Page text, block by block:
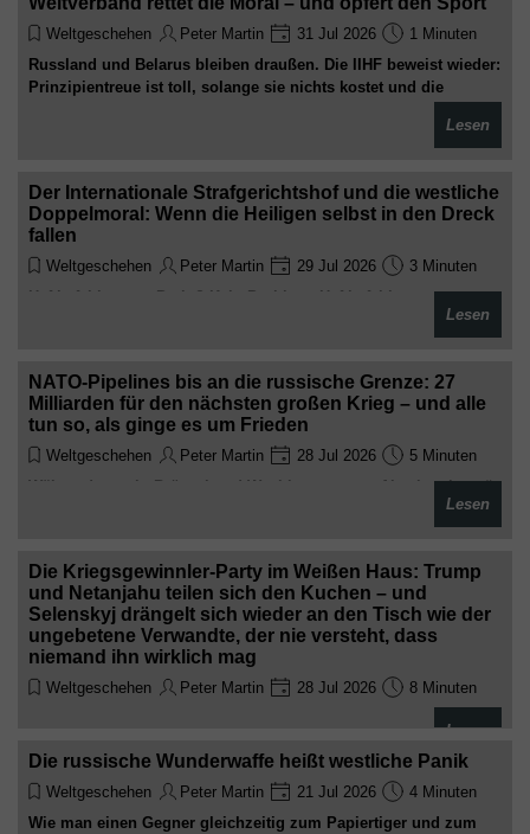
Weltgeschehen Peter Martin 31 Jul 2026
1 Minuten
Russland und Belarus bleiben draußen. Die IIHF beweist wieder:
Prinzipientreue ist toll, solange sie nichts kostet und die
Lesen
Der Internationale Strafgerichtshof und die westliche
Doppelmoral: Wenn die Heiligen selbst in den Dreck
fallen
Weltgeschehen Peter Martin 29 Jul 2026
3 Minuten
Haftbefehl gegen Putin? Kein Problem. Haftbefehl gegen
Übergriffe suspendiert? Peinlich, aber egal. Willkommen im
Lesen
NATO-Pipelines bis an die russische Grenze: 27
Milliarden für den nächsten großen Krieg – und alle
tun so, als ginge es um Frieden
Weltgeschehen Peter Martin 28 Jul 2026
5 Minuten
Während man in Brüssel und Washington von „Abschreckung“
faselt, buddelt man fleißig Treibstoffleitungen Richtung Osten.
Die Kriegsvorbereitungen laufen auf Hochtouren – nur die
kommen später
Lesen
Die Kriegsgewinnler-Party im Weißen Haus: Trump
und Netanjahu teilen sich den Kuchen – und
Selenskyj drängelt sich wieder an den Tisch wie der
ungebetene Verwandte, der nie versteht, dass
niemand ihn wirklich mag
Weltgeschehen Peter Martin 28 Jul 2026
8 Minuten
Kameras, zählen die Milliarden und tun so, als wären sie
Friedensstifter. Ein bissiger Blick auf den größten Showdown
Lesen
Die russische Wunderwaffe heißt westliche Panik
Weltgeschehen Peter Martin 21 Jul 2026
4 Minuten
Wie man einen Gegner gleichzeitig zum Papiertiger und zum